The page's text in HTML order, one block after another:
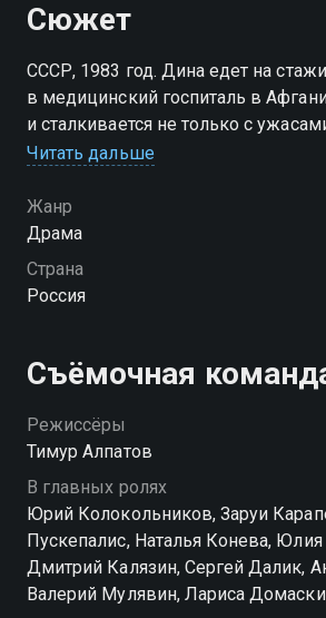
Сюжет
СССР, 1983 год. Дина едет на
в медицинский госпиталь в
и сталкивается не только с
с настоящей любовью, которой,
видит в ней смысл своей жизни и
всем, лишь бы быть с ней. Узнав,
в опасности, он отправляется на
заставу и вступает в опасный бой,
Читать дальше
Жанр
Драма
Страна
Россия
Съёмочная
Режиссёры
Тимур Алпатов
В главных ролях
Юрий Колокольников, Заруи
Пускепалис, Наталья Конева,
Дмитрий Калязин, Сергей Далик,
Валерий Мулявин, Лариса